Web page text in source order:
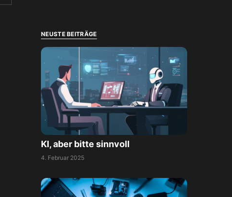
NEUSTE BEITRÄGE
KI, aber bitte sinnvoll
4. Februar 2025